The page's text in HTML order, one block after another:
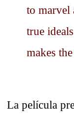
to marvel
true
makes
La película